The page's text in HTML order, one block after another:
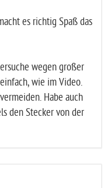
es richtig Spaß das
wegen großer
wie im Video.
Habe auch
den Stecker von der